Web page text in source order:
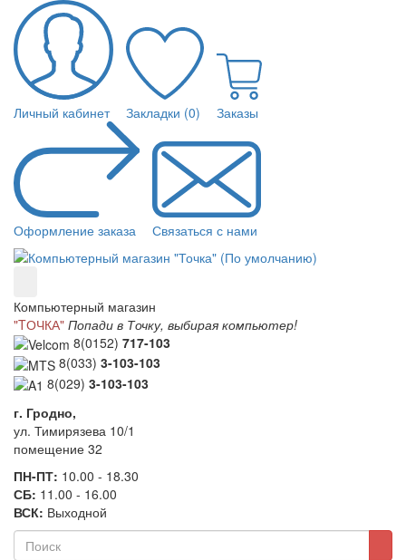
Личный кабинет Закладки (0) Заказы
Оформление заказа Связаться с нами
Компьютерный магазин
"TОЧКА" Попади в Точку, выбирая компьютер!
8(0152) 717-103
8(033) 3-103-103
8(029) 3-103-103
г. Гродно,
ул. Тимирязева 10/1
помещение 32
ПН-ПТ: 10.00 - 18.30
СБ: 11.00 - 16.00
ВСК: Выходной